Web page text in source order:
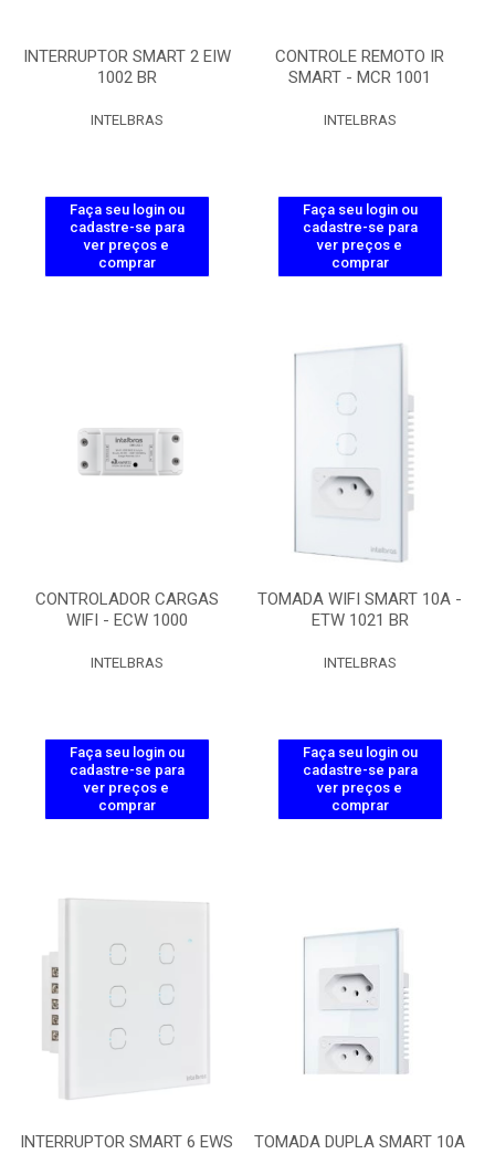
INTERRUPTOR SMART 2 EIW
1002 BR
INTELBRAS
Faça seu login ou
cadastre-se para
ver preços e
comprar
CONTROLE REMOTO IR
SMART - MCR 1001
INTELBRAS
Faça seu login ou
cadastre-se para
ver preços e
comprar
CONTROLADOR CARGAS
WIFI - ECW 1000
INTELBRAS
Faça seu login ou
cadastre-se para
ver preços e
comprar
TOMADA WIFI SMART 10A -
ETW 1021 BR
INTELBRAS
Faça seu login ou
cadastre-se para
ver preços e
comprar
INTERRUPTOR SMART 6 EWS
TOMADA DUPLA SMART 10A